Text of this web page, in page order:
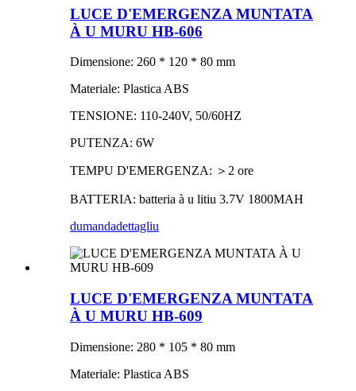
LUCE D'EMERGENZA MUNTATA
À U MURU HB-606
Dimensione: 260 * 120 * 80 mm
Materiale: Plastica ABS
TENSIONE: 110-240V, 50/60HZ
PUTENZA: 6W
TEMPU D'EMERGENZA: ＞2 ore
BATTERIA: batteria à u litiu 3.7V 1800MAH
dumandadettagliu
LUCE D'EMERGENZA MUNTATA
À U MURU HB-609
Dimensione: 280 * 105 * 80 mm
Materiale: Plastica ABS